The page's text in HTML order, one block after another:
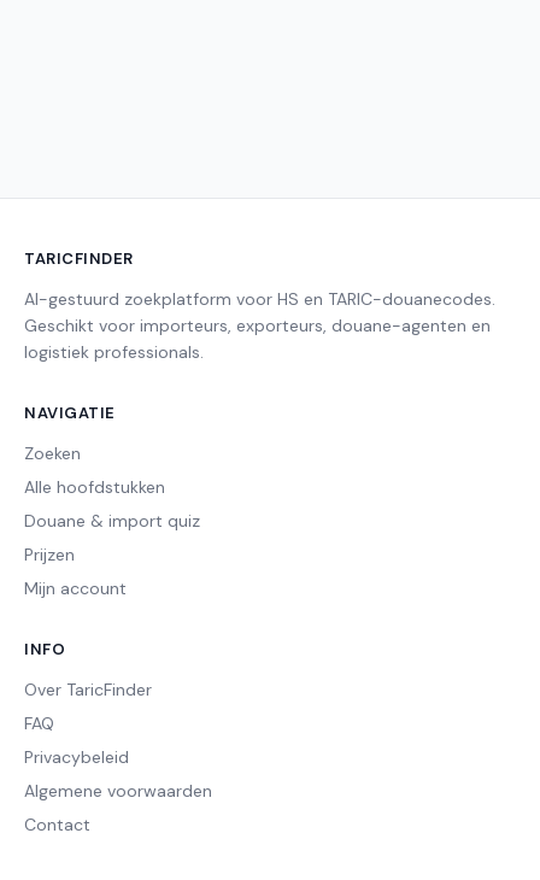
TARICFINDER
AI-gestuurd zoekplatform voor HS en TARIC-douanecodes.
Geschikt voor importeurs, exporteurs, douane-agenten en
logistiek professionals.
NAVIGATIE
Zoeken
Alle hoofdstukken
Douane & import quiz
Prijzen
Mijn account
INFO
Over TaricFinder
FAQ
Privacybeleid
Algemene voorwaarden
Contact